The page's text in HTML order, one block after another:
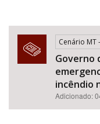
Cenário
Governo
incêndio
Adicionado: